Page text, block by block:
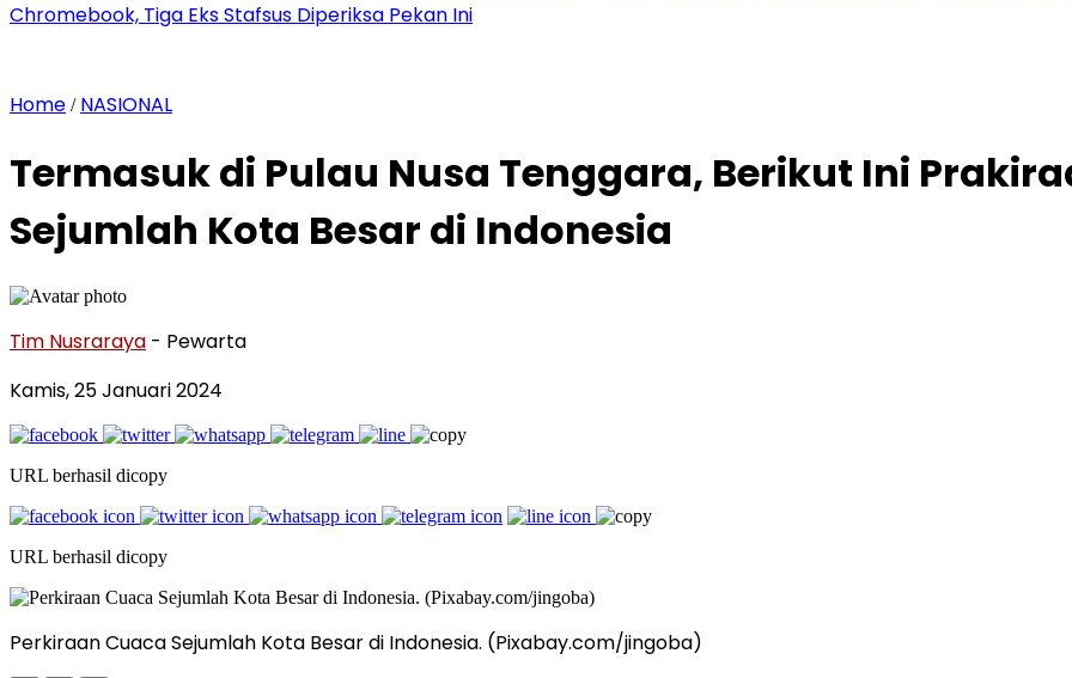
Chromebook, Tiga Eks Stafsus Diperiksa Pekan Ini
Home / NASIONAL
Termasuk di Pulau Nusa Tenggara, Berikut Ini
Sejumlah Kota Besar di Indonesia
Tim Nusraraya - Pewarta
Kamis, 25 Januari 2024
URL berhasil dicopy
URL berhasil dicopy
Perkiraan Cuaca Sejumlah Kota Besar di Indonesia. (Pixabay.com/jingoba)